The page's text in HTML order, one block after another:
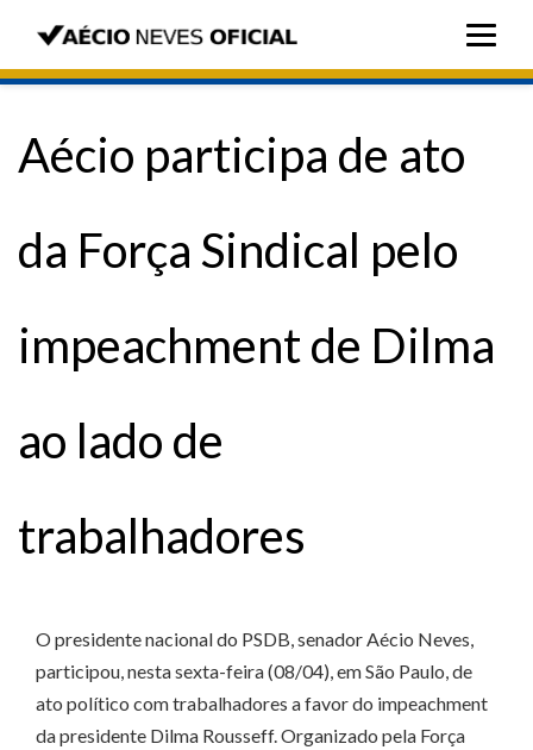
Aécio participa de ato
da Força Sindical pelo
impeachment de Dilma
ao lado de
trabalhadores
O presidente nacional do PSDB, senador Aécio Neves,
participou, nesta sexta-feira (08/04), em São Paulo, de
ato político com trabalhadores a favor do impeachment
da presidente Dilma Rousseff. Organizado pela Força